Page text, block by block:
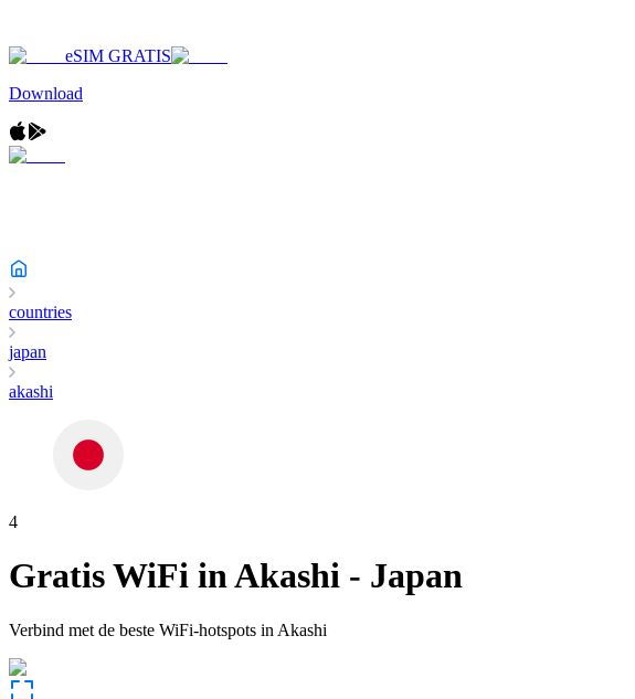
eSIM GRATIS
Download
countries
japan
akashi
4
Gratis WiFi inAkashi - Japan
Verbind met de beste WiFi-hotspots in Akashi